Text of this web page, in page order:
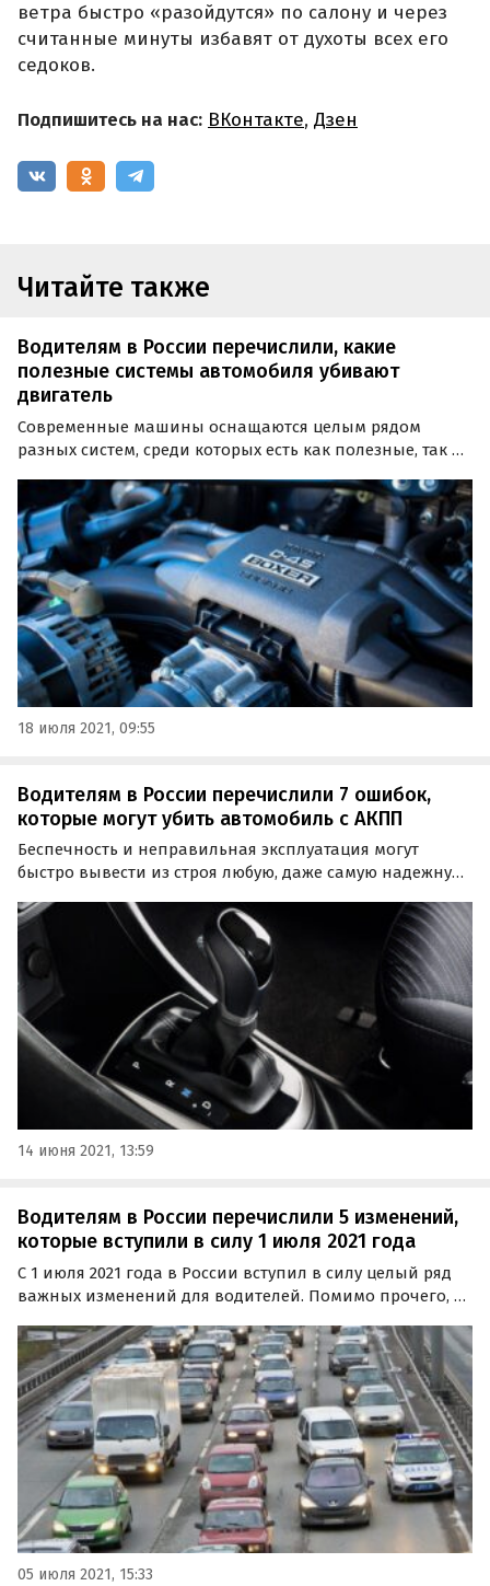
ветра быстро «разойдутся» по салону и через
считанные минуты избавят от духоты всех его
седоков.
Подпишитесь на нас: ВКонтакте, Дзен
Читайте также
Водителям в России перечислили, какие
полезные системы автомобиля убивают
двигатель
Современные машины оснащаются целым рядом
разных систем, среди которых есть как полезные, так и
назвала четыре автомобильные системы, которые
чаще всего «убивают» двигатель.
18 июля 2021, 09:55
Водителям в России перечислили 7 ошибок,
которые могут убить автомобиль с АКПП
Беспечность и неправильная эксплуатация могут
быстро вывести из строя любую, даже самую надежную
рулем» Алексей Ревин назвал семь самых
распространенных ошибок водителей, «убивающих»
АКПП.
14 июня 2021, 13:59
Водителям в России перечислили 5 изменений,
которые вступили в силу 1 июля 2021 года
С 1 июля 2021 года в России вступил в силу целый ряд
важных изменений для водителей. Помимо прочего, с
и проверки ввозимых б/у автомобилей, а также
появился новый способ информирования…
05 июля 2021, 15:33